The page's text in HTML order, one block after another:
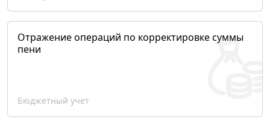
Отражение операций по корректировке суммы
пени
Бюджетный учет